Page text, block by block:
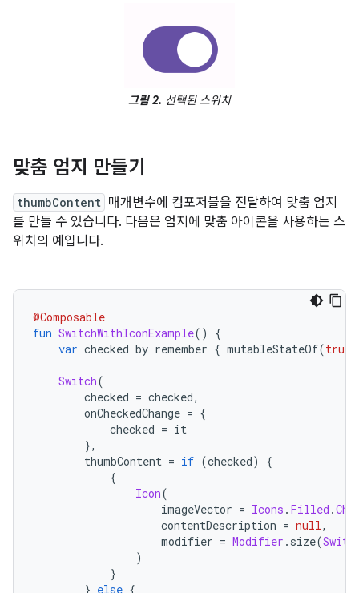
그림 2. 선택된 스위치
맞춤 엄지 만들기
thumbContent 매개변수에 컴포저블을 전달하여 맞춤 엄지
를 만들 수 있습니다. 다음은 엄지에 맞춤 아이콘을 사용하는 스
위치의 예입니다.